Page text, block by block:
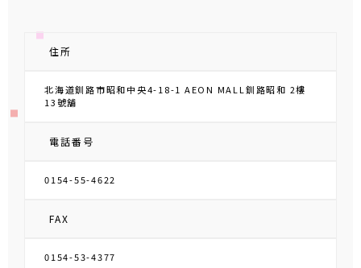
住所
北海道釧路市昭和中央4-18-1 AEON MALL釧路昭和 2樓
13號舖
電話番号
0154-55-4622
FAX
0154-53-4377